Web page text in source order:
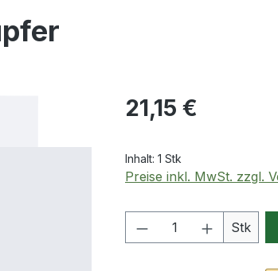
Regulärer Preis:
21,15 €
Inhalt: 1 Stk
Preise inkl. MwSt. zzgl.
Produkt Stk